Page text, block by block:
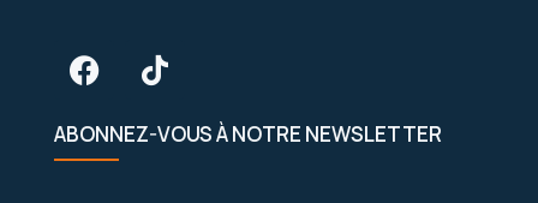
ABONNEZ-VOUS À NOTRE NEWSLETTER